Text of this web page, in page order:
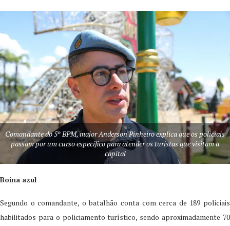
Comandante do 5º BPM, major Anderson Pinheiro explica que os policiais
passam por um curso específico para atender os turistas que visitam a
capital
Boina azul
Segundo o comandante, o batalhão conta com cerca de 189 policiais
habilitados para o policiamento turístico, sendo aproximadamente 70